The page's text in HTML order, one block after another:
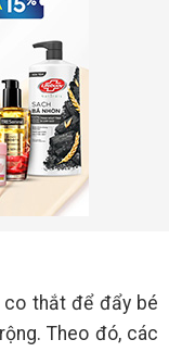
thắt để đẩy bé
Theo đó, các